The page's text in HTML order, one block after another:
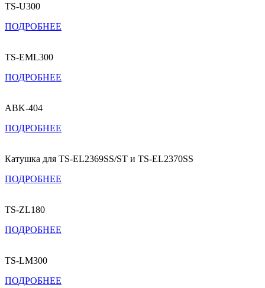
TS-U300
ПОДРОБНЕЕ
TS-EML300
ПОДРОБНЕЕ
ABK-404
ПОДРОБНЕЕ
Катушка для TS-EL2369SS/ST и TS-EL2370SS
ПОДРОБНЕЕ
TS-ZL180
ПОДРОБНЕЕ
TS-LM300
ПОДРОБНЕЕ